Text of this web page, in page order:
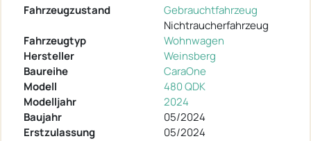
Fahrzeugzustand
Gebrauchtfahrzeug
Nichtraucherfahrzeug
Fahrzeugtyp
Wohnwagen
Hersteller
Weinsberg
Baureihe
CaraOne
Modell
480 QDK
Modelljahr
2024
Baujahr
05/2024
Erstzulassung
05/2024